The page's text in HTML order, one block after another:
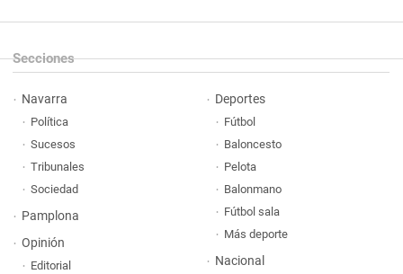
Secciones
Navarra
Política
Sucesos
Tribunales
Sociedad
Pamplona
Opinión
Editorial
Deportes
Fútbol
Baloncesto
Pelota
Balonmano
Fútbol sala
Más deporte
Nacional